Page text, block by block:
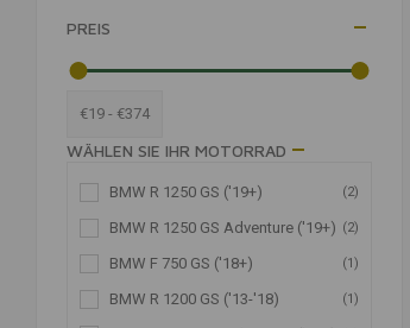
PREIS
€19 - €374
WÄHLEN SIE IHR MOTORRAD
BMW R 1250 GS ('19+) (2)
BMW R 1250 GS Adventure ('19+) (2)
BMW F 750 GS ('18+) (1)
BMW R 1200 GS ('13-'18) (1)
KATEGORIEN
Motorradnavigation (16)
Navigation & Telefon (16)
Reisezubehör (16)